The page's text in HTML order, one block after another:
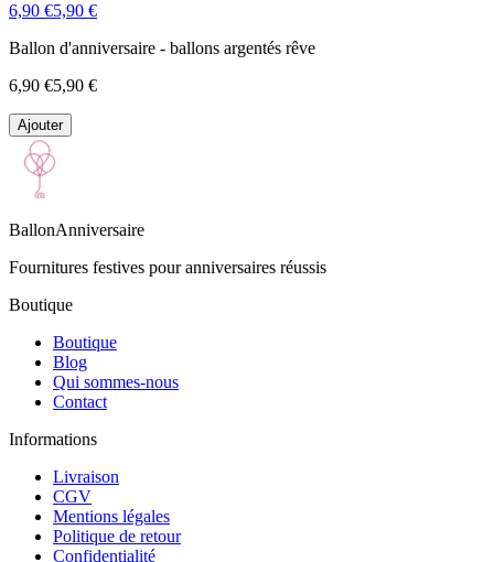
6,90 €5,90 €
Ballon d'anniversaire - ballons argentés rêve
6,90 €5,90 €
Ajouter
BallonAnniversaire
Fournitures festives pour anniversaires réussis
Boutique
Boutique
Blog
Qui sommes-nous
Contact
Informations
Livraison
CGV
Mentions légales
Politique de retour
Confidentialité